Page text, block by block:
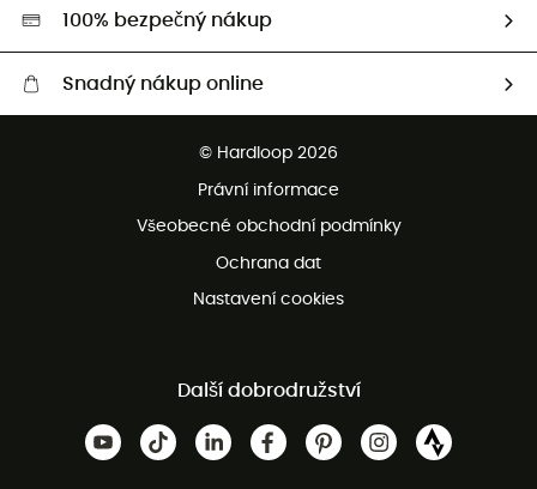
HardGreen
100% bezpečný nákup
Snadný nákup online
Bezplatná zákaznická služba
© Hardloop 2026
Právní informace
Všeobecné obchodní podmínky
Ochrana dat
Nastavení cookies
Další dobrodružství